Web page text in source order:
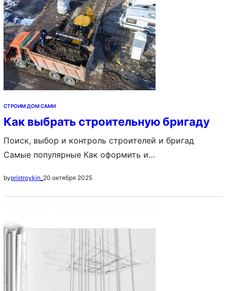
СТРОИМ ДОМ САМИ
Как выбрать строительную бригаду
Поиск, выбор и контроль строителей и бригад
Самые популярные Как оформить и
Постройка дома с нуля: с чего начать и как
построить своими руками, пошаговая инструкция
расположения комнат, примеры, фото Содержание: 1.
Какие бригады бывают 2. Рекомендации 3. Личный
осмотр объектов 4. Состав бригады 5.…
bypristroykin_ 20 октября 2025